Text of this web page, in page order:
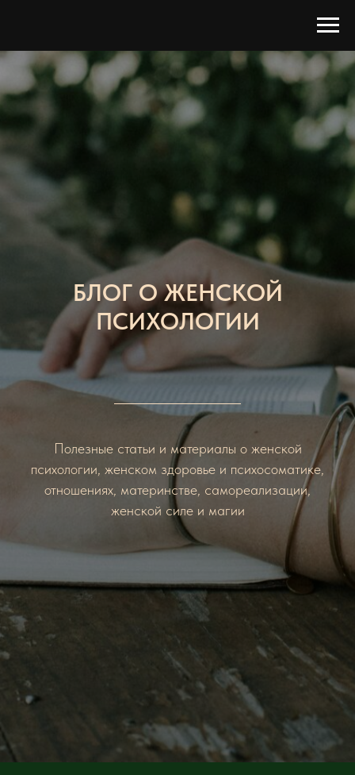
БЛОГ О ЖЕНСКОЙ
ПСИХОЛОГИИ
Полезные статьи и материалы о женской
психологии, женском здоровье и психосоматике,
отношениях, материнстве, самореализации,
женской силе и магии